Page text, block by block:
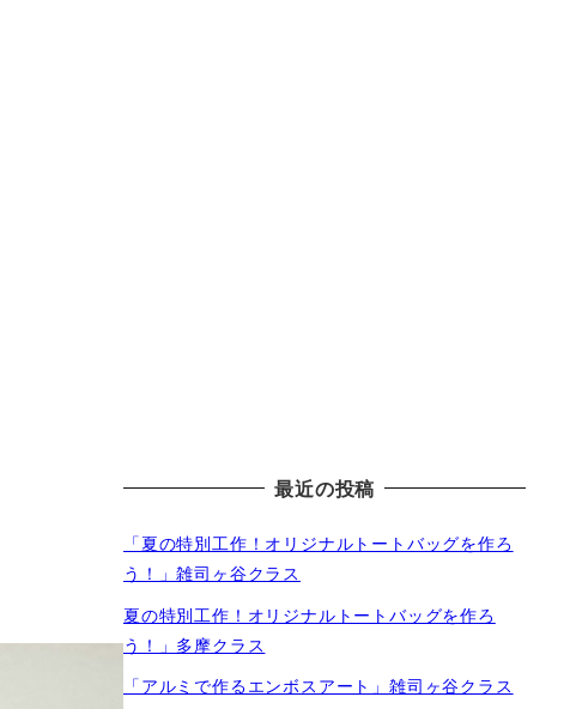
最近の投稿
「夏の特別工作！オリジナルトートバッグを作ろ
う！」雑司ヶ谷クラス
夏の特別工作！オリジナルトートバッグを作ろ
う！」多摩クラス
「アルミで作るエンボスアート」雑司ヶ谷クラス